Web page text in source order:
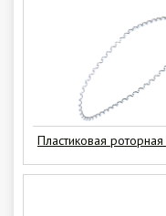
Пластиковая